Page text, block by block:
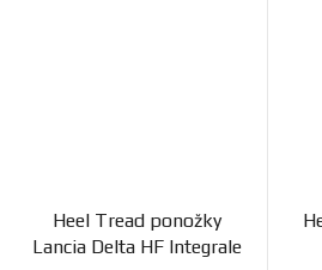
Heel Tread ponožky
Lancia Delta HF Integrale